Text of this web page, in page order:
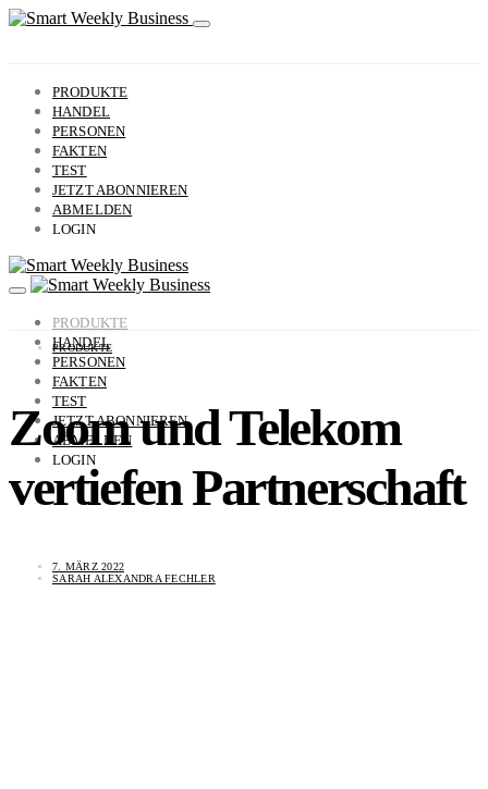
PRODUKTE
HANDEL
PERSONEN
FAKTEN
TEST
JETZT ABONNIEREN
ABMELDEN
LOGIN
PRODUKTE
HANDEL
PERSONEN
FAKTEN
TEST
JETZT ABONNIEREN
ABMELDEN
LOGIN
PRODUKTE
Zoom und Telekom
vertiefen Partnerschaft
7. MÄRZ 2022
SARAH ALEXANDRA FECHLER